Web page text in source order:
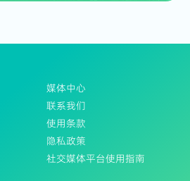
媒体中心
联系我们
使用条款
隐私政策
社交媒体平台使用指南